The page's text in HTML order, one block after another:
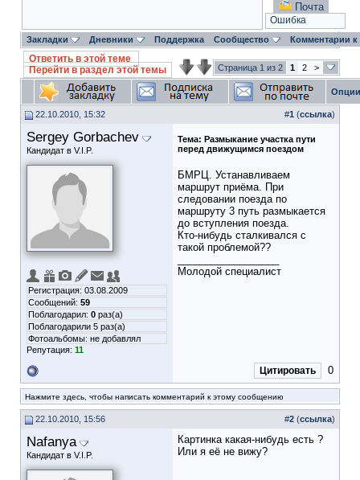
Почта
Ошибка
Закладки Дневники Поддержка Сообщество Комментарии
Ответить в этой теме
Перейти в раздел этой темы
Страница 1 из 2 1 2 >
22.10.2010, 15:32 #1 (ссылка)
Sergey Gorbachev
Кандидат в V.I.P.
Регистрация: 03.08.2009
Сообщений: 59
Поблагодарил: 0 раз(а)
Поблагодарили 5 раз(а)
Фотоальбомы: не добавлял
Репутация: 11
Тема: Размыкание участка пути
перед движущимся поездом
БМРЦ. Устанавливаем
маршрут приёма. При
следовании поезда по
маршруту 3 путь размыкается
до вступления поезда.
Кто-нибудь сталкивался с
такой проблемой??
Молодой специалист
Цитировать 0
Нажмите здесь, чтобы написать комментарий к этому сообщению
22.10.2010, 15:56 #2 (ссылка)
Nafanya
Кандидат в V.I.P.
Картинка какая-нибудь есть ?
Или я её не вижу?